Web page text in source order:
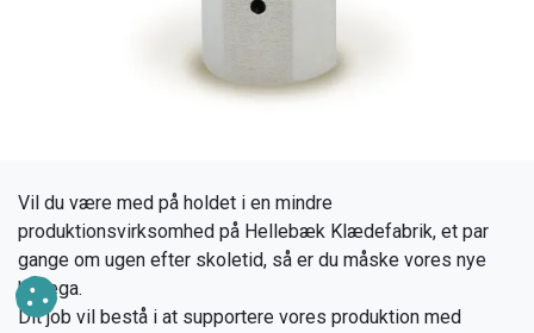
Vil du være med på holdet i en mindre
produktionsvirksomhed på Hellebæk Klædefabrik, et par
gange om ugen efter skoletid, så er du måske vores nye
kollega.
Dit job vil bestå i at supportere vores produktion med